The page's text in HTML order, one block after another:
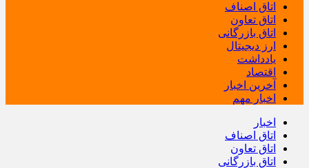
اتاق اصناف
اتاق تعاون
اتاق بازرگانی
ارز دیجیتال
یادداشت
اقتصاد
آخرین اخبار
اخبار مهم
اخبار
اتاق اصناف
اتاق تعاون
اتاق بازرگانی